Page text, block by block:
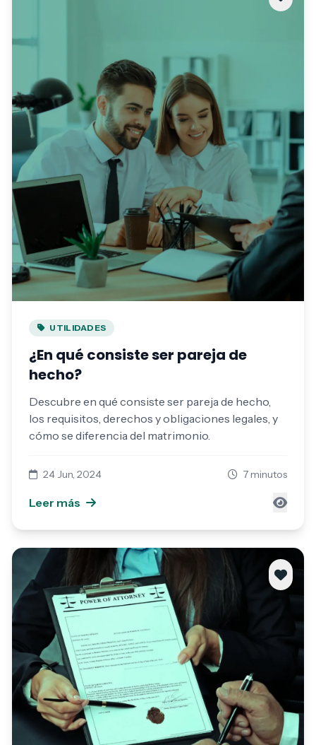
UTILIDADES
¿En qué consiste ser pareja de
hecho?
Descubre en qué consiste ser pareja de hecho,
los requisitos, derechos y obligaciones legales, y
cómo se diferencia del matrimonio.
24 Jun, 2024 7 minutos
Leer más